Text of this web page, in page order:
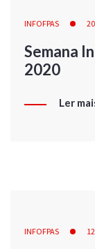
INFOFPAS
Semana
2020
Ler
INFOFPAS